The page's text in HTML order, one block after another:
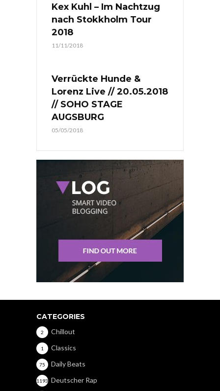
Kex Kuhl – Im Nachtzug
nach Stokkholm Tour
2018
11/11/2018
Verrückte Hunde &
Lorenz Live // 20.05.2018
// SOHO STAGE
AUGSBURG
05/05/2018
CATEGORIES
Chillout
2
Classics
1
Daily Beats
75
Deutscher Rap
1193